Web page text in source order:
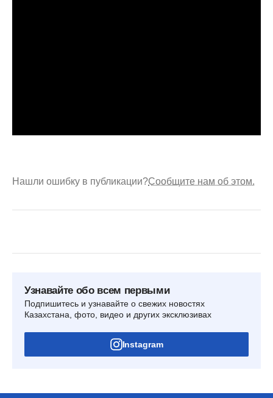
Нашли ошибку в публикации?Сообщите нам об этом.
Узнавайте обо всем первыми
Подпишитесь и узнавайте о свежих новостях
Казахстана, фото, видео и других эксклюзивах
Instagram